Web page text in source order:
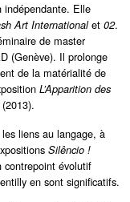
indépendante. Elle
Art Internationalet 02.
de master
(Genève). Il prolonge
de la matérialité de
L’Apparition des
liens au langage, à
Silêncio !
contrepoint évolutif
en sont significatifs.